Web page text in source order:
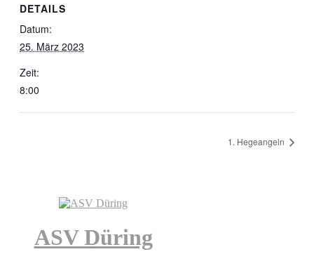
DETAILS
Datum:
25. März 2023
Zeit:
8:00
1. Hegeangeln
ASV Düring